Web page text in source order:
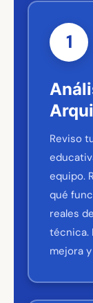
1
Reviso
equipo.
qué
reales
técnica.
mejora